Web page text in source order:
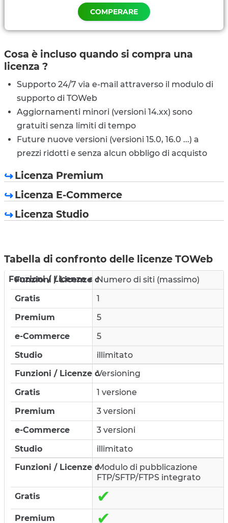
COMPERARE
Cosa è incluso quando si compra una
licenza ?
Supporto 24/7 via e-mail attraverso il modulo di
supporto di TOWeb
Aggiornamenti minori (versioni 14.xx) sono
gratuiti senza limiti di tempo
Future nuove versioni (versioni 15.0, 16.0 ...) a
prezzi ridotti e senza alcun obbligo di acquisto
Licenza Premium
Licenza E-Commerce
Licenza Studio
Tabella di confronto delle licenze TOWeb
Funzioni / Licenze diTOWeb V14
Gratis
Premium
e-Commerce
Studio
Numero di siti (massimo)
1
5
5
illimitato
Versioning
1 versione
3 versioni
3 versioni
illimitato
Modulo di pubblicazione
FTP/SFTP/FTPS integrato
✔
✔